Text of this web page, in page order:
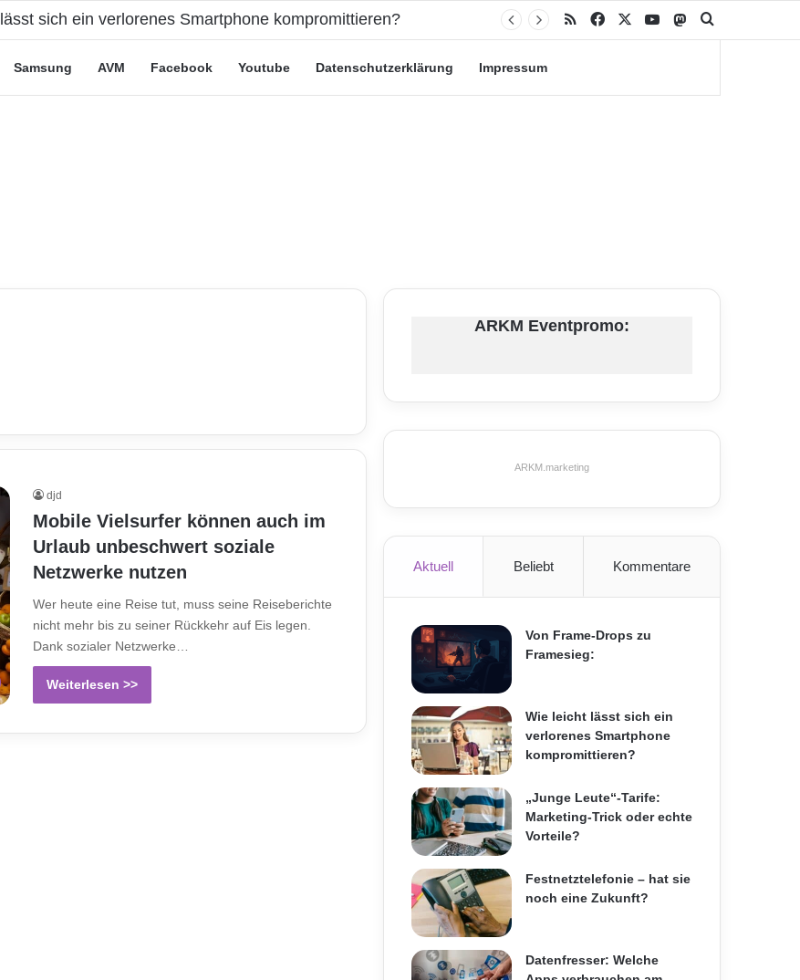
sich ein verlorenes Smartphone kompromittieren? RSS Facebook YouTubeMastodon
Samsung AVM Facebook Youtube Datenschutzerklärung Impressum
djd
Mobile Vielsurfer können auch im
Urlaub unbeschwert soziale
Netzwerke nutzen
Wer heute eine Reise tut, muss seine Reiseberichte
nicht mehr bis zu seiner Rückkehr auf Eis legen.
Dank sozialer Netzwerke…
Weiterlesen >>
ARKM Eventpromo:
ARKM.marketing
Aktuell Beliebt Kommentare
Von Frame-Drops zu
Framesieg:
Wie leicht lässt sich ein
verlorenes Smartphone
kompromittieren?
„Junge Leute“-Tarife:
Marketing-Trick oder echte
Vorteile?
Festnetztelefonie – hat sie
noch eine Zukunft?
Datenfresser: Welche